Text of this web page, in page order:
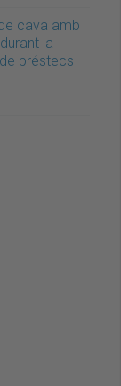
cava amb
la
préstecs